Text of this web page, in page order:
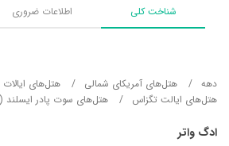
شناخت کلی اطلاعات ضروری
دهه هتل‌های آمریکای شمالی
هتل‌های ایالات
هتل‌های ايالت تگزاس
هتل‌های سوت پادر
ادگ واتر